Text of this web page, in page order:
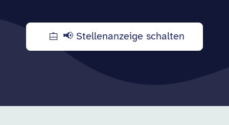
📢 Stellenanzeige schalten